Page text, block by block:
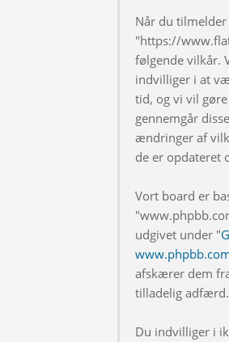
Når du
"https://
følgende vilkår.
indvilliger i at
tid, og vi vil
gennemgår
ændringer af
de er opdateret
Vort board er
udgivet under "
afskærer dem
tilladelig
Du indvilliger i